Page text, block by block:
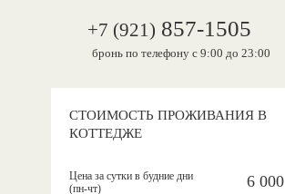
+7 (921) 857-1505
бронь по телефону с 9:00 до 23:00
СТОИМОСТЬ ПРОЖИВАНИЯ В
КОТТЕДЖЕ
Цена за сутки в будние дни
(пн-чт)
6 000